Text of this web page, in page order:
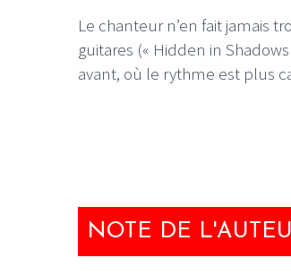
Le chanteur n’en fait jamais
guitares (« Hidden in
avant, où le rythme est plus
NOTE DE